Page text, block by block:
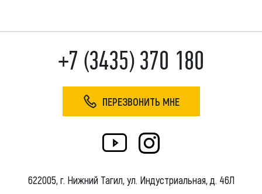
+7 (3435) 370 180
ПЕРЕЗВОНИТЬ МНЕ
622005, г. Нижний Тагил, ул. Индустриальная, д. 46Л